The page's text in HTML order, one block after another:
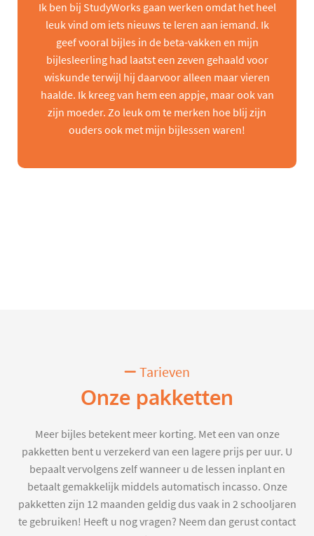
Ik ben bij StudyWorks gaan werken omdat het heel
leuk vind om iets nieuws te leren aan iemand. Ik
geef vooral bijles in de beta-vakken en mijn
bijlesleerling had laatst een zeven gehaald voor
wiskunde terwijl hij daarvoor alleen maar vieren
haalde. Ik kreeg van hem een appje, maar ook van
zijn moeder. Zo leuk om te merken hoe blij zijn
ouders ook met mijn bijlessen waren!
Tarieven
Onze pakketten
Meer bijles betekent meer korting. Met een van onze
pakketten bent u verzekerd van een lagere prijs per uur. U
bepaalt vervolgens zelf wanneer u de lessen inplant en
betaalt gemakkelijk middels automatisch incasso. Onze
pakketten zijn 12 maanden geldig dus vaak in 2 schooljaren
te gebruiken! Heeft u nog vragen? Neem dan gerust contact